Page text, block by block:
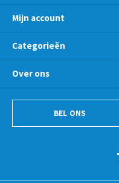
Mijn account
Categorieën
Over ons
BEL ONS